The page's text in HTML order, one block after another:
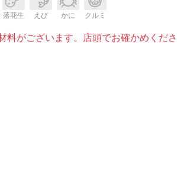
落花生 えび かに クルミ
料がございます。店頭でお確かめくださ